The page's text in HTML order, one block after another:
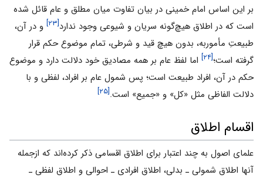
بر این اساس امام‌ خمینی در بیان تفاوت میان مطلق و عام قائل شده
است که در اطلاق هیچ‌گونه سریان و شیوعی وجود ندارد[۲۳]
و در آن،
طبیعتِ مأموربه، بدون هیچ قید و شرطی، تمام موضوع حکم قرار
گرفته است؛[۲۴]
اما لفظ عام بر همه مصادیق خود دلالت دارد و موضوع
حکم در آن، افراد طبیعت است؛ پس شمول عام بر افراد، لفظی و با
دلالت الفاظی مثل «کل» و «جمیع» است.[۲۵]
اقسام اطلاق
علمای اصول به چند اعتبار برای اطلاق اقسامی ذکر کرده‌اند که ازجمله
آنها اطلاق شمولی ـ بدلی، اطلاق افرادی ـ احوالی و اطلاق لفظی ـ